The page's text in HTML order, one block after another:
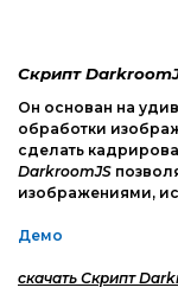
Другие шаблоны
Скрипт
Он основан на
обработки
сделать
DarkroomJS
изображениями,
Демо
скачать Скрипт